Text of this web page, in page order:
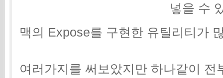
넣을 수
맥의 Expose를 구현한 유틸리티가
여러가지를 써보았지만 하나같이